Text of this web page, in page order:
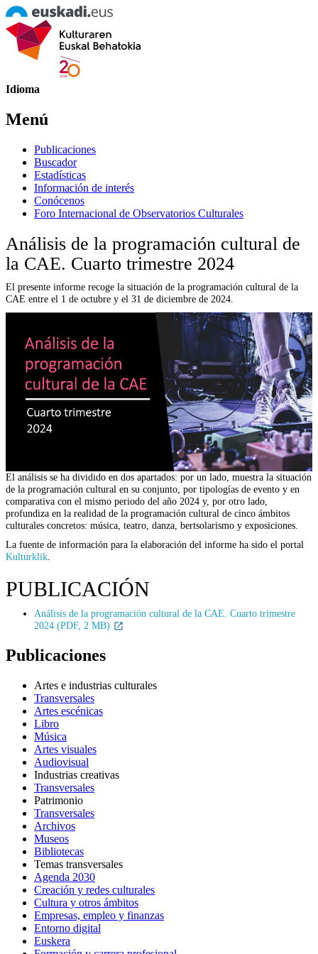
Idioma
Menú
Publicaciones
Buscador
Estadísticas
Información de interés
Conócenos
Foro Internacional de Observatorios Culturales
Análisis de la programación cultural de
la CAE. Cuarto trimestre 2024
El presente informe recoge la situación de la programación cultural de la
CAE entre el 1 de octubre y el 31 de diciembre de 2024.
El análisis se ha dividido en dos apartados: por un lado, muestra la situación
de la programación cultural en su conjunto, por tipologías de evento y en
comparativa con el mismo periodo del año 2024 y, por otro lado,
profundiza en la realidad de la programación cultural de cinco ámbitos
culturales concretos: música, teatro, danza, bertsolarismo y exposiciones.
La fuente de información para la elaboración del informe ha sido el portal
Kulturklik
PUBLICACIÓN
Análisis de la programación cultural de la CAE. Cuarto trimestre
2024 (PDF, 2 MB)
Publicaciones
Artes e industrias culturales
Transversales
Artes escénicas
Libro
Música
Artes visuales
Audiovisual
Industrias creativas
Transversales
Patrimonio
Transversales
Archivos
Museos
Bibliotecas
Temas transversales
Agenda 2030
Creación y redes culturales
Cultura y otros ámbitos
Empresas, empleo y finanzas
Entorno digital
Euskera